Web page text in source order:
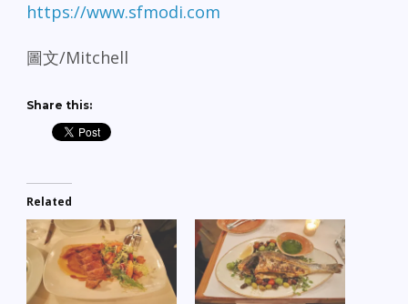
https://www.sfmodi.com
圖文/Mitchell
Share this:
Related